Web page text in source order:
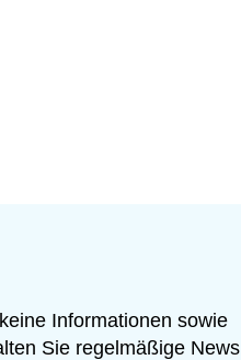
Informationen sowie
Sie regelmäßige News